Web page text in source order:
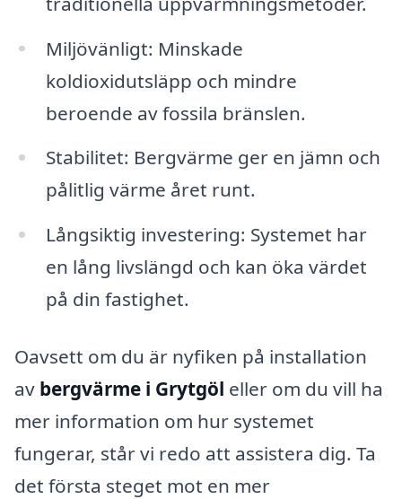
Miljövänligt: Minskade
koldioxidutsläpp och mindre
beroende av fossila bränslen.
Stabilitet: Bergvärme ger en jämn och
pålitlig värme året runt.
Långsiktig investering: Systemet har
en lång livslängd och kan öka värdet
på din fastighet.
Oavsett om du är nyfiken på installation
av bergvärme i Grytgöl eller om du vill ha
mer information om hur systemet
fungerar, står vi redo att assistera dig. Ta
det första steget mot en mer